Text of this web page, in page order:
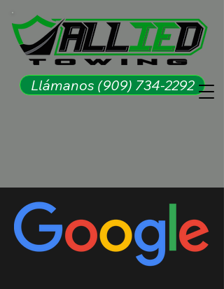
Llámanos (909) 734-2292